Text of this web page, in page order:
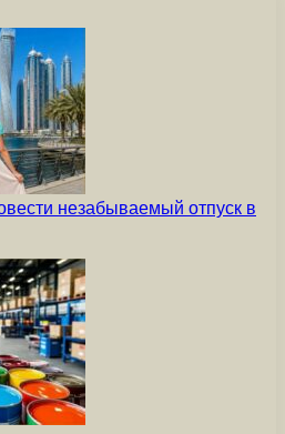
незабываемый отпуск в